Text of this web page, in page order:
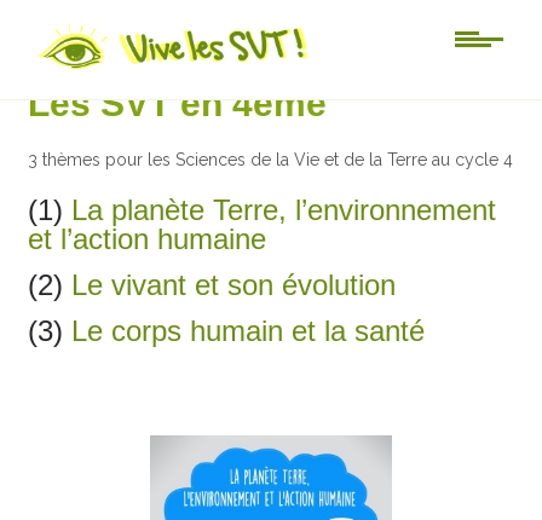
4ème
Les SVT en 4ème
3 thèmes pour les Sciences de la Vie et de la Terre au cycle 4
(1) La planète Terre, l’environnement
et l’action humaine
(2) Le vivant et son évolution
(3) Le corps humain et la santé